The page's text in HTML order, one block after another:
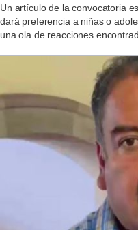
Un artículo de la convocatoria
dará preferencia a niñas o
una ola de reacciones